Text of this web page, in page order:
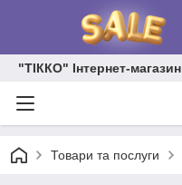
"ТІККО" Інтернет-магазин
Товари та послуги